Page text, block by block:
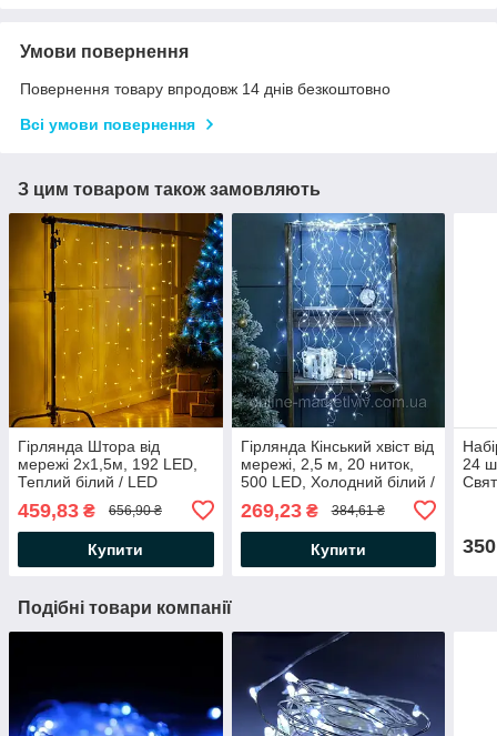
Умови повернення
Повернення товару впродовж 14 днів безкоштовно
Всі умови повернення
З цим товаром також замовляють
Гірлянда Штора від
мережі 2х1,5м, 192 LED,
Теплий білий / LED
гірлянда завіса на вікно /
Новорічна гірлянда
459,83 ₴ 656,90 ₴
Купити
Гірлянда Кінський хвіст від
мережі, 2,5 м, 20 ниток,
500 LED, Холодний білий /
ялинку
269,23₴ 384,61 ₴
Купити
24
350
Подібні товари компанії